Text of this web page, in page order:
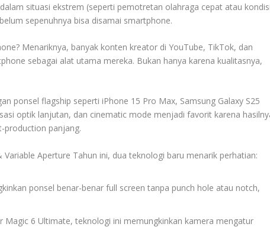
situasi ekstrem (seperti pemotretan olahraga cepat atau
sepenuhnya bisa disamai smartphone.
Menariknya, banyak konten kreator di YouTube, TikTok, dan
sebagai alat utama mereka. Bukan hanya karena kualitasnya,
ponsel flagship seperti iPhone 15 Pro Max, Samsung Galaxy S25
optik lanjutan, dan cinematic mode menjadi favorit karena
production panjang.
Aperture Tahun ini, dua teknologi baru menarik perhatian:
ponsel benar-benar full screen tanpa punch hole atau notch,
6 Ultimate, teknologi ini memungkinkan kamera mengatur